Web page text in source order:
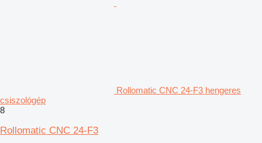
Rollomatic CNC 24-F3 hengeres
csiszológép
8
Rollomatic CNC 24-F3